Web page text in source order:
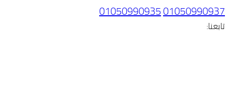
01050990937
01050990935
تابعنا: